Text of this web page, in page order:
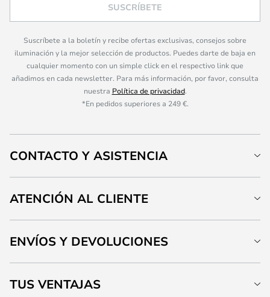
SUSCRÍBETE
Suscríbete a la boletín y recibe ofertas exclusivas, consejos sobre
iluminación y la mejor selección de productos. Puedes darte de baja en
cualquier momento con un simple click en el respectivo link que
añadimos en cada newsletter. Para más información, por favor, consulta
nuestra Política de privacidad.
*En pedidos superiores a 249 €.
CONTACTO Y ASISTENCIA
ATENCIÓN AL CLIENTE
ENVÍOS Y DEVOLUCIONES
TUS VENTAJAS